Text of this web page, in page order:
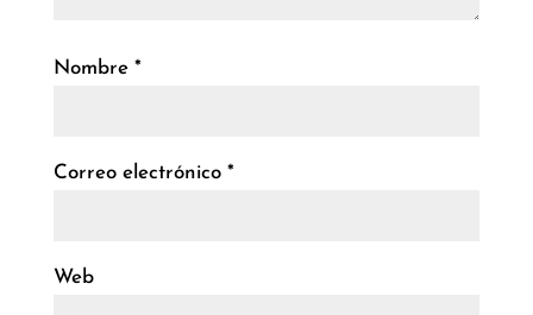
Nombre *
Correo electrónico *
Web